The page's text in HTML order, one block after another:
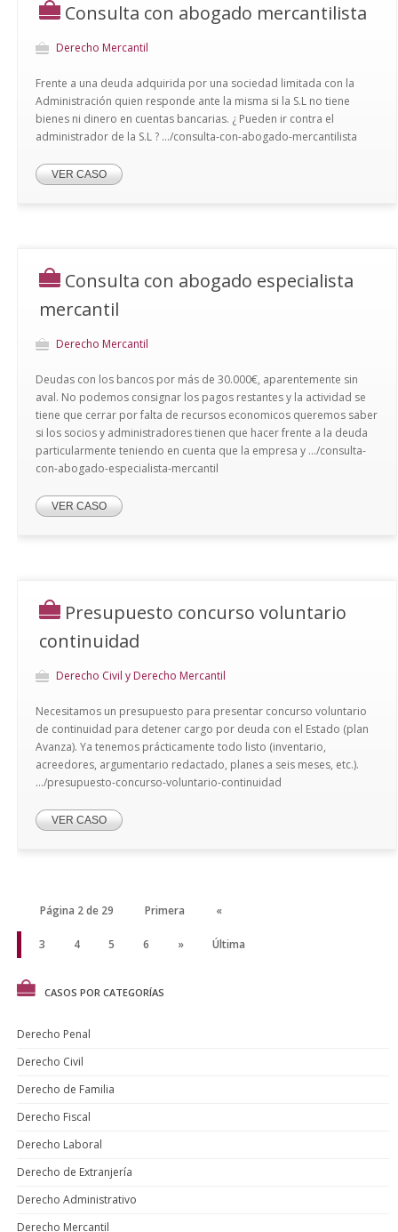
Consulta con abogado mercantilista
Derecho Mercantil
Frente a una deuda adquirida por una sociedad limitada con la
Administración quien responde ante la misma si la S.L no tiene
bienes ni dinero en cuentas bancarias. ¿ Pueden ir contra el
administrador de la S.L ? .../consulta-con-abogado-mercantilista
VER CASO
Consulta con abogado especialista
mercantil
Derecho Mercantil
Deudas con los bancos por más de 30.000€, aparentemente sin
aval. No podemos consignar los pagos restantes y la actividad se
tiene que cerrar por falta de recursos economicos queremos saber
si los socios y administradores tienen que hacer frente a la deuda
particularmente teniendo en cuenta que la empresa y .../consulta-
con-abogado-especialista-mercantil
VER CASO
Presupuesto concurso voluntario
continuidad
Derecho Civil y Derecho Mercantil
Necesitamos un presupuesto para presentar concurso voluntario
de continuidad para detener cargo por deuda con el Estado (plan
Avanza). Ya tenemos prácticamente todo listo (inventario,
acreedores, argumentario redactado, planes a seis meses, etc.).
.../presupuesto-concurso-voluntario-continuidad
VER CASO
Página 2 de 29 Primera «
3 4 5 6 » Última
CASOS POR CATEGORÍAS
Derecho Penal
Derecho Civil
Derecho de Familia
Derecho Fiscal
Derecho Laboral
Derecho de Extranjería
Derecho Administrativo
Derecho Mercantil